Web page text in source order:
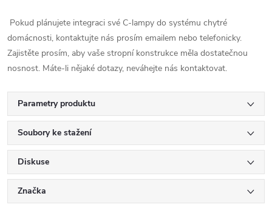
Pokud plánujete integraci své C-lampy do systému chytré
domácnosti, kontaktujte nás prosím emailem nebo telefonicky.
Zajistěte prosím, aby vaše stropní konstrukce měla dostatečnou
nosnost. Máte-li nějaké dotazy, neváhejte nás kontaktovat.
Parametry produktu
Soubory ke stažení
Diskuse
Značka